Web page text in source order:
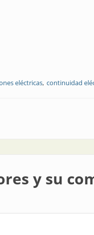
eléctricas continuidad
y su